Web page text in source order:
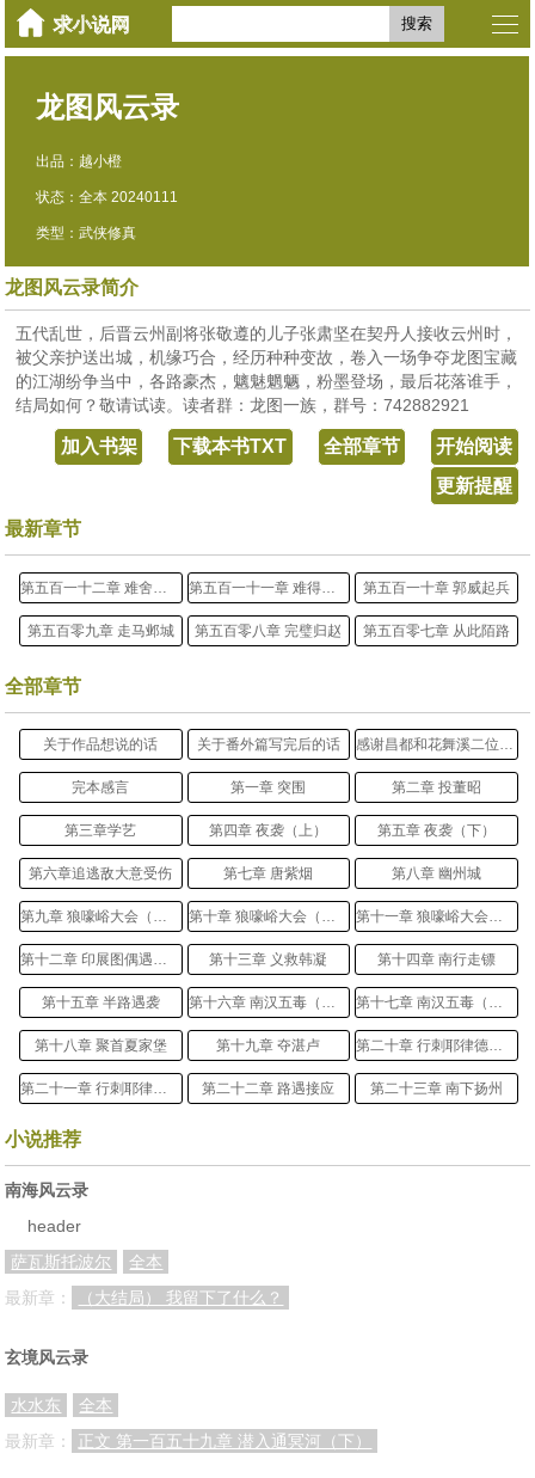
搜索
龙图风云录
出品：越小橙
状态：全本 20240111
类型：武侠修真
龙图风云录简介
五代乱世，后晋云州副将张敬遵的儿子张肃坚在契丹人接收云州时，
被父亲护送出城，机缘巧合，经历种种变故，卷入一场争夺龙图宝藏
的江湖纷争当中，各路豪杰，魑魅魍魉，粉墨登场，最后花落谁手，
结局如何？敬请试读。读者群：龙图一族，群号：742882921
开始阅读
全部章节
下载本书TXT
加入书架
更新提醒
最新章节
第五百一十一章 难得的交流 第五百一十章 郭威起兵
第五百零九章 走马邺城 第五百零八章 完璧归赵 第五百零七章 从此陌路
全部章节
关于作品想说的话 关于番外篇写完后的话 感谢昌都和花舞溪二位书友月票想说的话
完本感言 第一章 突围 第二章 投董昭
第三章学艺 第四章 夜袭（上） 第五章 夜袭（下）
第六章追逃敌大意受伤 第七章 唐紫烟 第八章 幽州城
第九章 狼嚎峪大会（上） 第十章 狼嚎峪大会（中） 第十一章 狼嚎峪大会（下）
第十二章 印展图偶遇景教黑衣尊者 第十三章 义救韩凝 第十四章 南行走镖
第十五章 半路遇袭 第十六章 南汉五毒（上） 第十七章 南汉五毒（下）
第十八章 聚首夏家堡 第十九章 夺湛卢 第二十章 行刺耶律德光（上）
第二十一章 行刺耶律德光（下） 第二十二章 路遇接应 第二十三章 南下扬州
第三十章 调虎离山
第三十三章 失而复得
第三十六章黄雀在后 三十七章 金蝉脱壳
第三十九章 少林寺
第四十二章 景教惊变
第四十六章：力战苏远韬 第四十七章 解围 第四十八章 唐门四刺客
小说推荐
南海风云录
header
萨瓦斯托波尔
全本
最新章：
（大结局） 我留下了什么？
玄境风云录
水水东
全本
最新章：
正文 第一百五十九章 潜入通冥河（下）